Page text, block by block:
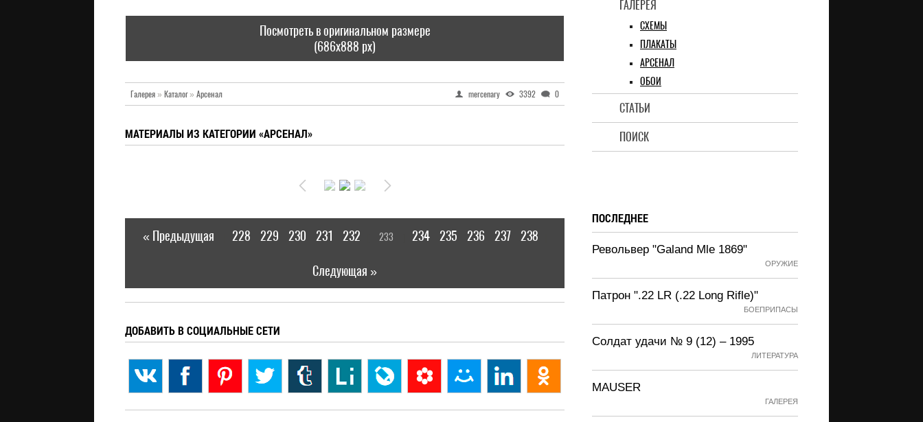
ГАЛЕРЕЯ
СХЕМЫ
ПЛАКАТЫ
АРСЕНАЛ
ОБОИ
СТАТЬИ
ПОИСК
Посмотреть в оригинальном размере
(686x888 px)
Галерея» Каталог» Арсенал mercenary 3392 0
МАТЕРИАЛЫ ИЗ КАТЕГОРИИ «АРСЕНАЛ»
« Предыдущая 228 229 230 231 232 233 234 235 236 237 238
Следующая »
ДОБАВИТЬ В СОЦИАЛЬНЫЕ СЕТИ
ПОСЛЕДНЕЕ
Револьвер "Galand Mle 1869"
ОРУЖИЕ
Патрон ".22 LR (.22 Long Rifle)"
БОЕПРИПАСЫ
Солдат удачи № 9 (12) – 1995
ЛИТЕРАТУРА
MAUSER
ГАЛЕРЕЯ